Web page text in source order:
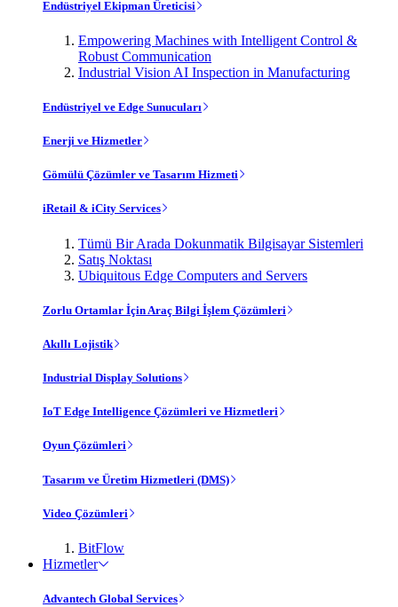
Endüstriyel Ekipman Üreticisi
Empowering Machines with Intelligent Control &
Robust Communication
Industrial Vision AI Inspection in Manufacturing
Endüstriyel ve Edge Sunucuları
Enerji ve Hizmetler
Gömülü Çözümler ve Tasarım Hizmeti
iRetail & iCity Services
Tümü Bir Arada Dokunmatik Bilgisayar Sistemleri
Satış Noktası
Ubiquitous Edge Computers and Servers
Zorlu Ortamlar İçin Araç Bilgi İşlem Çözümleri
Akıllı Lojistik
Industrial Display Solutions
IoT Edge Intelligence Çözümleri ve Hizmetleri
Oyun Çözümleri
Tasarım ve Üretim Hizmetleri (DMS)
Video Çözümleri
BitFlow
Hizmetler
Advantech Global Services